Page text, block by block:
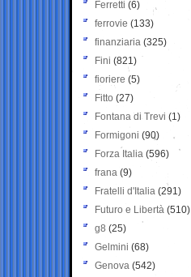
Ferretti (6)
ferrovie (133)
finanziaria (325)
Fini (821)
fioriere (5)
Fitto (27)
Fontana di Trevi (1)
Formigoni (90)
Forza Italia (596)
frana (9)
Fratelli d'Italia (291)
Futuro e Libertà (510)
g8 (25)
Gelmini (68)
Genova (542)